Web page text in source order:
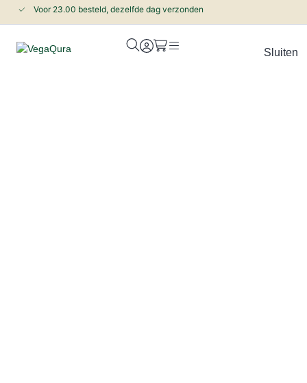
Voor 23.00 besteld, dezelfde dag verzonden
Sluiten